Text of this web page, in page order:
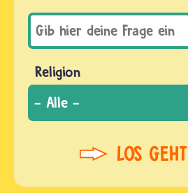
Religion